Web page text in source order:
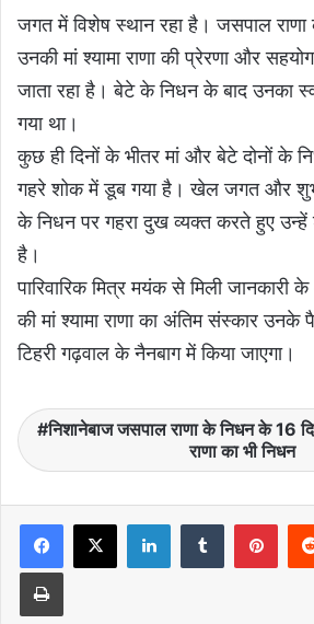
जगत में विशेष स्थान रहा है। जसपाल राणा
उनकी मां श्यामा राणा की प्रेरणा और सहयोग
जाता रहा है। बेटे के निधन के बाद उनका
गया था।
कुछ ही दिनों के भीतर मां और बेटे दोनों के
गहरे शोक में डूब गया है। खेल जगत और
के निधन पर गहरा दुख व्यक्त करते हुए उन्हें
है।
पारिवारिक मित्र मयंक से मिली जानकारी
की मां श्यामा राणा का अंतिम संस्कार
टिहरी गढ़वाल के नैनबाग में किया जाएगा।
निशानेबाज जसपाल राणा के निधन के 16
राणा का भी निधन